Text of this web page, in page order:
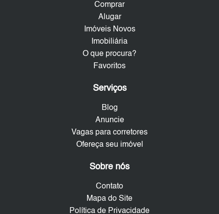
Comprar
Alugar
Imóveis Novos
Imobiliária
O que procura?
Favoritos
Serviços
Blog
Anuncie
Vagas para corretores
Ofereça seu imóvel
Sobre nós
Contato
Mapa do Site
Política de Privacidade